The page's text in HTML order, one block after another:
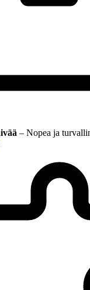
– Nopea ja